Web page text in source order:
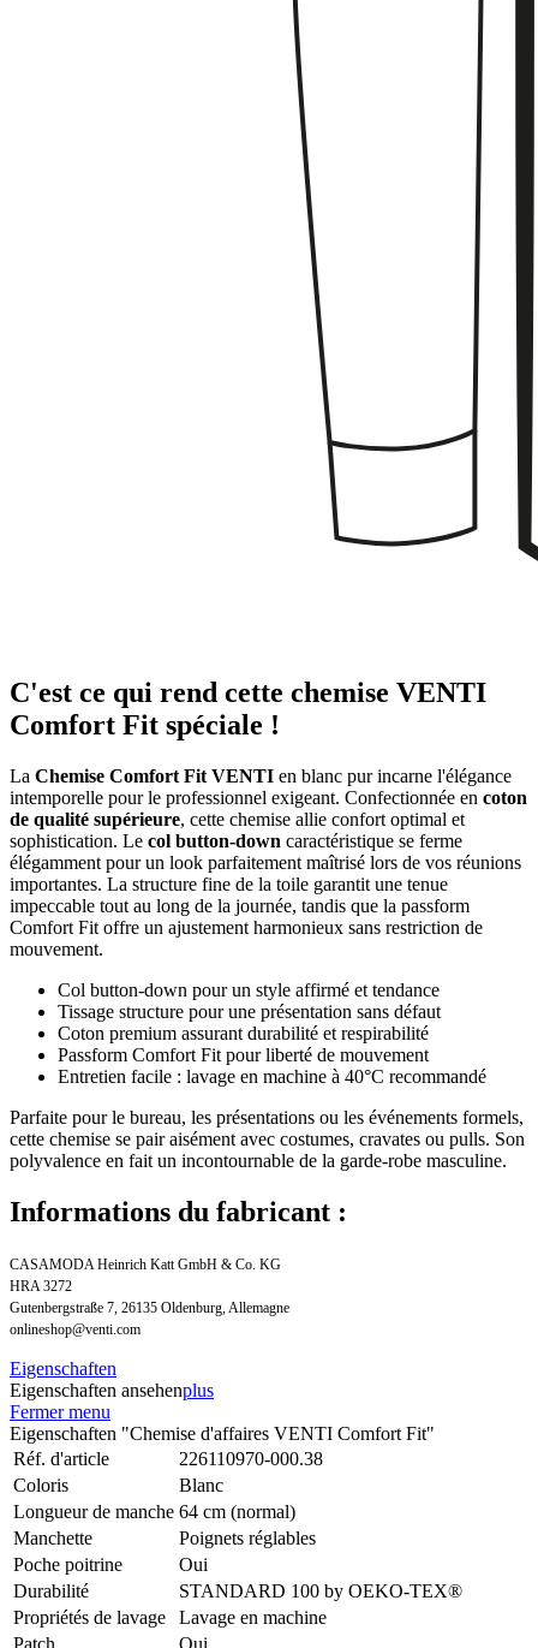
C'est ce qui rend cette chemise VENTI
Comfort Fit spéciale !
La Chemise Comfort Fit VENTI en blanc pur incarne l'élégance
intemporelle pour le professionnel exigeant. Confectionnée en coton
de qualité supérieure, cette chemise allie confort optimal et
sophistication. Le col button-down caractéristique se ferme
élégamment pour un look parfaitement maîtrisé lors de vos réunions
importantes. La structure fine de la toile garantit une tenue
impeccable tout au long de la journée, tandis que la passform
Comfort Fit offre un ajustement harmonieux sans restriction de
mouvement.
Col button-down pour un style affirmé et tendance
Tissage structure pour une présentation sans défaut
Coton premium assurant durabilité et respirabilité
Passform Comfort Fit pour liberté de mouvement
Entretien facile : lavage en machine à 40°C recommandé
Parfaite pour le bureau, les présentations ou les événements formels,
cette chemise se pair aisément avec costumes, cravates ou pulls. Son
polyvalence en fait un incontournable de la garde-robe masculine.
Informations du fabricant :
CASAMODA Heinrich Katt GmbH & Co. KG
HRA 3272
Gutenbergstraße 7, 26135 Oldenburg, Allemagne
onlineshop@venti.com
Eigenschaften
Eigenschaften ansehenplus
Fermer menu
Eigenschaften "Chemise d'affaires VENTI Comfort Fit"
Réf. d'article
226110970-000.38
Coloris
Blanc
Longueur de manche 64 cm (normal)
Manchette
Poignets réglables
Poche poitrine
Oui
Durabilité
STANDARD 100 by OEKO-TEX®
Propriétés de lavage
Lavage en machine
Patch
Oui